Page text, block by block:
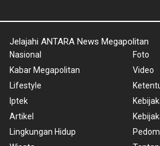
Jelajahi ANTARA News Megapolitan
Nasional
Kabar Megapolitan
Lifestyle
Iptek
Artikel
Lingkungan Hidup
Foto
Video